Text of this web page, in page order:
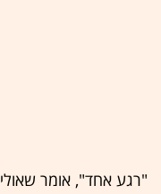
"רגע אחד", אומר